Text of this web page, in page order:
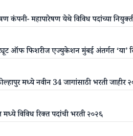
कंपनी- महापारेषण येथे विविध पदांच्या
ऑफ फिशरीज एज्युकेशन मुंबई अंतर्गत ‘या’
मध्ये नवीन 34 जागांसाठी भरती जाहीर
विविध रिक्त पदांची भरती २०२६